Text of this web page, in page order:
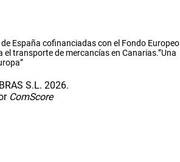
España cofinanciadas con el Fondo Europeo
transporte de mercancías en Canarias.”Una
S.L. 2026.
ComScore